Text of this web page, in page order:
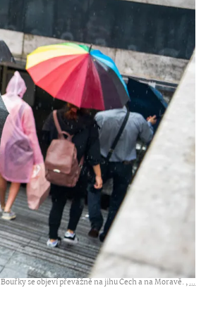
Bouřky se objeví převážně na jihu Čech a na Moravě. ,...